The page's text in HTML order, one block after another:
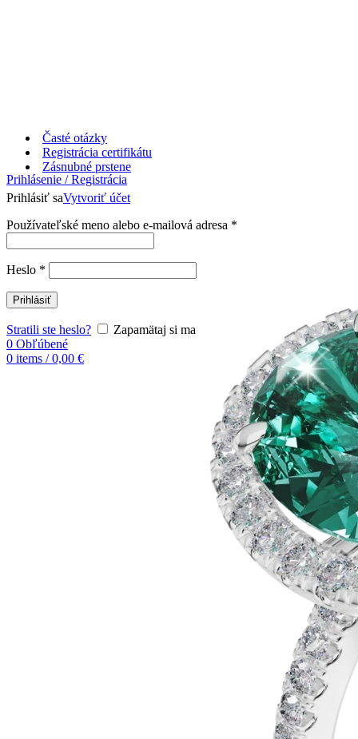
Časté otázky
Registrácia certifikátu
Prihlásenie / Registrácia
Prihlásiť saVytvoriť účet
Používateľské meno alebo e-mailová adresa *
Heslo *
Prihlásiť
Stratili ste heslo?
Zapamätaj si ma
0 Obľúbené
0 items / 0,00 €
Zásnubné prstene